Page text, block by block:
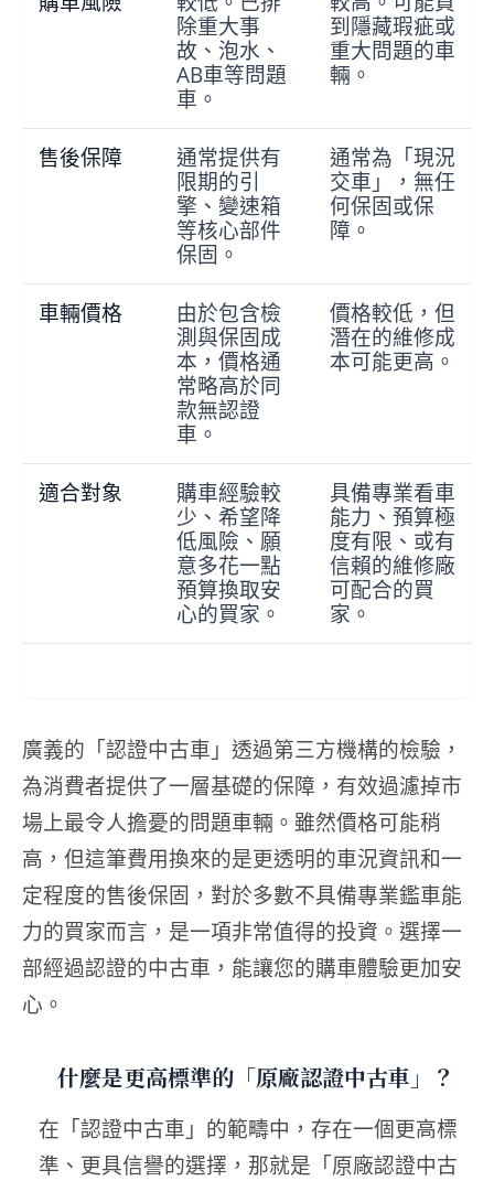
除重大事
故、泡水、
AB車等問題
車。
到隱藏瑕疵或
重大問題的車
輛。
售後保障
通常提供有
限期的引
擎、變速箱
等核心部件
保固。
通常為「現況
交車」，無任
何保固或保
障。
車輛價格
由於包含檢
測與保固成
本，價格通
常略高於同
款無認證
車。
價格較低，但
潛在的維修成
本可能更高。
適合對象
購車經驗較
少、希望降
低風險、願
意多花一點
預算換取安
心的買家。
具備專業看車
能力、預算極
度有限、或有
信賴的維修廠
可配合的買
家。
廣義的「認證中古車」透過第三方機構的檢驗，
為消費者提供了一層基礎的保障，有效過濾掉市
場上最令人擔憂的問題車輛。雖然價格可能稍
高，但這筆費用換來的是更透明的車況資訊和一
定程度的售後保固，對於多數不具備專業鑑車能
力的買家而言，是一項非常值得的投資。選擇一
部經過認證的中古車，能讓您的購車體驗更加安
心。
什麼是更高標準的「原廠認證中古車」？
在「認證中古車」的範疇中，存在一個更高標
準、更具信譽的選擇，那就是「原廠認證中古